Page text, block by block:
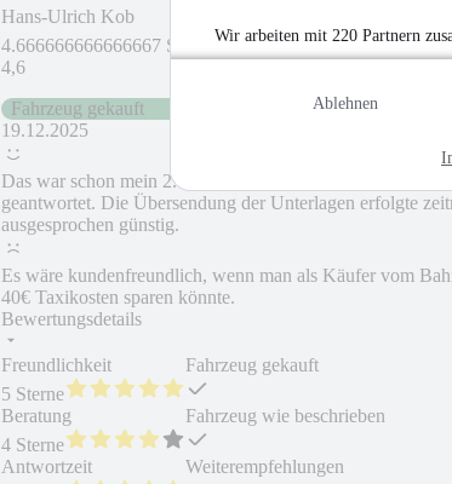
Wir arbeiten mit 220 Partnern
Ablehnen
Hans-Ulrich Kob
4.666666666666667 Sterne
4,6
Fahrzeug gekauft
19.12.2025
Das war schon mein 2. Kauf. Es hat alles gut geklappt.
geantwortet. Die Übersendung der Unterlagen erfolgte
ausgesprochen günstig.
Es wäre kundenfreundlich, wenn man als Käufer vom
40€ Taxikosten sparen könnte.
Bewertungsdetails
Freundlichkeit
5 Sterne
Beratung
4 Sterne
Antwortzeit
Fahrzeug gekauft
Fahrzeug wie beschrieben
Weiterempfehlungen